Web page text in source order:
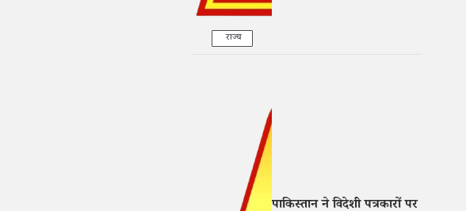
राज्य
पाकिस्तान ने विदेशी पत्रकारों पर